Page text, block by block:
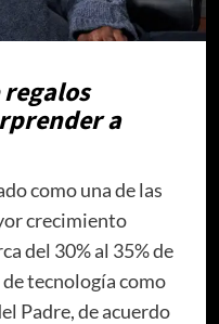
a
como una de las
crecimiento
del 30% al 35% de
tecnología como
Padre, de acuerdo